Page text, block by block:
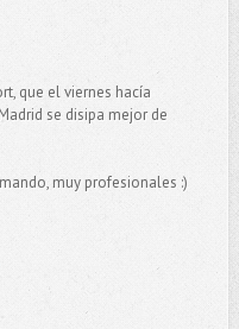
que el viernes hacía
se disipa mejor de
muy profesionales :)